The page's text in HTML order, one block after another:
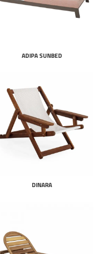
ADIPA SUNBED
DINARA